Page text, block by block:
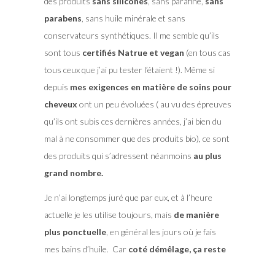
parabens , sans huile minérale et sans
conservateurs synthétiques. Il me semble qu’ils
sont tous certifiés Natrue et vegan (en tous cas
tous ceux que j’ai pu tester l’étaient !). Même si
depuis mes exigences en matière de soins pour
cheveux ont un peu évoluées ( au vu des épreuves
qu’ils ont subis ces dernières années, j’ai bien du
mal à ne consommer que des produits bio), ce sont
des produits qui s’adressent néanmoins au plus
grand nombre.
Je n’ai longtemps juré que par eux, et à l’heure
actuelle je les utilise toujours, mais de manière
plus ponctuelle, en général les jours où je fais
mes bains d’huile. Car coté démêlage, ça reste